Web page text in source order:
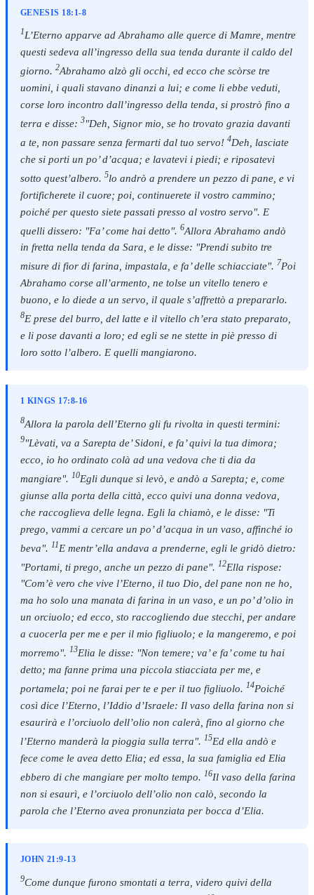
GENESIS 18:1-8
1L’Eterno apparve ad Abrahamo alle querce di Mamre, mentre
questi sedeva all’ingresso della sua tenda durante il caldo del
giorno. 2Abrahamo alzò gli occhi, ed ecco che scòrse tre
uomini, i quali stavano dinanzi a lui; e come li ebbe veduti,
corse loro incontro dall’ingresso della tenda, si prostrò fino a
terra e disse: 3"Deh, Signor mio, se ho trovato grazia davanti
a te, non passare senza fermarti dal tuo servo! 4Deh, lasciate
che si porti un po’ d’acqua; e lavatevi i piedi; e riposatevi
sotto quest’albero. 5lo andrò a prendere un pezzo di pane, e vi
fortificherete il cuore; poi, continuerete il vostro cammino;
poiché per questo siete passati presso al vostro servo". E
quelli dissero: "Fa’ come hai detto". 6Allora Abrahamo andò
in fretta nella tenda da Sara, e le disse: "Prendi subito tre
misure di fior di farina, impastala, e fa’ delle schiacciate". 7Poi
Abrahamo corse all’armento, ne tolse un vitello tenero e
buono, e lo diede a un servo, il quale s’affrettò a prepararlo.
8E prese del burro, del latte e il vitello ch’era stato preparato,
e li pose davanti a loro; ed egli se ne stette in piè presso di
loro sotto l’albero. E quelli mangiarono.
1 KINGS 17:8-16
8Allora la parola dell’Eterno gli fu rivolta in questi termini:
9"Lèvati, va a Sarepta de’ Sidoni, e fa’ quivi la tua dimora;
ecco, io ho ordinato colà ad una vedova che ti dia da
mangiare". 10Egli dunque si levò, e andò a Sarepta; e, come
giunse alla porta della città, ecco quivi una donna vedova,
che raccoglieva delle legna. Egli la chiamò, e le disse: "Ti
prego, vammi a cercare un po’ d’acqua in un vaso, affinché io
beva". 11E mentr’ella andava a prenderne, egli le gridò dietro:
"Portami, ti prego, anche un pezzo di pane". 12Ella rispose:
"Com’è vero che vive l’Eterno, il tuo Dio, del pane non ne ho,
ma ho solo una manata di farina in un vaso, e un po’ d’olio in
un orciuolo; ed ecco, sto raccogliendo due stecchi, per andare
a cuocerla per me e per il mio figliuolo; e la mangeremo, e poi
morremo". 13Elia le disse: "Non temere; va’ e fa’ come tu hai
detto; ma fanne prima una piccola stiacciata per me, e
portamela; poi ne farai per te e per il tuo figliuolo. 14Poiché
così dice l’Eterno, l’Iddio d’Israele: Il vaso della farina non si
esaurirà e l’orciuolo dell’olio non calerà, fino al giorno che
l’Eterno manderà la pioggia sulla terra". 15Ed ella andò e
fece come le avea detto Elia; ed essa, la sua famiglia ed Elia
ebbero di che mangiare per molto tempo. 16Il vaso della farina
non si esaurì, e l’orciuolo dell’olio non calò, secondo la
parola che l’Eterno avea pronunziata per bocca d’Elia.
JOHN 21:9-13
9Come dunque furono smontati a terra, videro quivi della